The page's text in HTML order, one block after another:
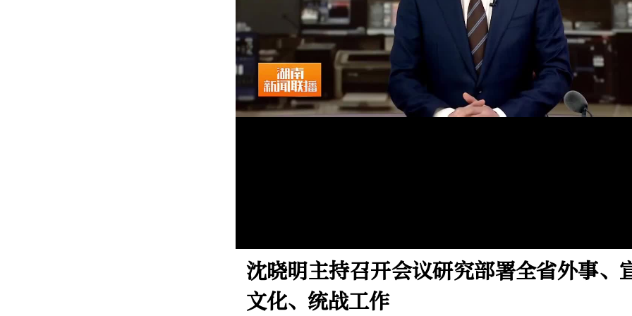
Video
沈晓明主持召开会议研究部署全省外事、
文化、统战工作